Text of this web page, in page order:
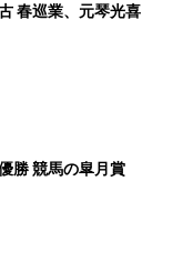
春巡業、元琴光喜
勝 競馬の皐月賞